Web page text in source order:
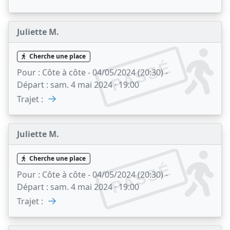
Juliette M.
PASSÉ
Cherche une place
Pour : Côte à côte - 04/05/2024 (20:30) -
Départ : sam. 4 mai 2024 · 19:00
Trajet : →
Juliette M.
PASSÉ
Cherche une place
Pour : Côte à côte - 04/05/2024 (20:30) -
Départ : sam. 4 mai 2024 · 19:00
Trajet : →